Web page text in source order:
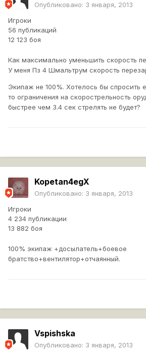
Опубликовано: 3 января, 2013
Игроки
56 публикаций
12 123 боя
Как максимально уменьшить скорость
У меня Пз 4 Шмальтрум скорость
Экипаж не 100%. Хотелось бы спросить
то ограничения на скорострельность
быстрее чем 3.4 сек стрелять не будет?
Kopetan4egX
Опубликовано: 3 января, 2013
Игроки
4 234 публикации
13 882 боя
100% экипаж +досылатель+боевое
братство+вентилятор+отчаянный.
Vspishska
Опубликовано: 3 января, 2013